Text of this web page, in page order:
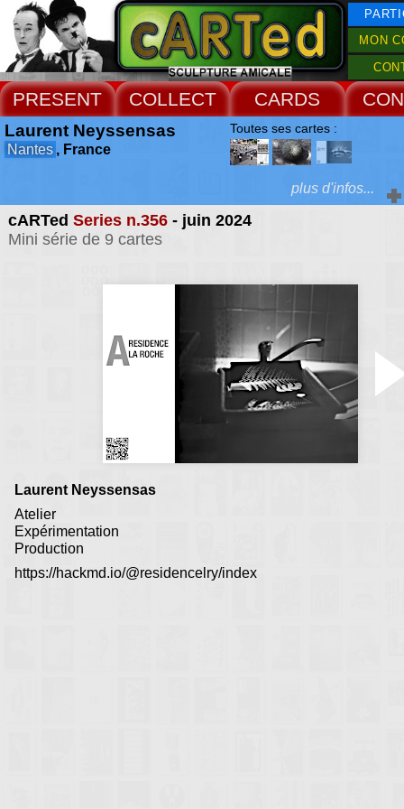
MON
PRESENT COLLECT CARDS
cARTed Series n.356- juin 2024
Mini série de 9 cartes
Laurent Neyssensas
Atelier
Expérimentation
Production
https://hackmd.io/@residencelry/index
Laurent Neyssensas
Nantes , France
Toutes ses cartes :
Extras :
variés que la photo
publicitaire.
activité professionnelle,
seul ou en groupe une
artistique
photographie
généralement de l'image
plus d'infos...